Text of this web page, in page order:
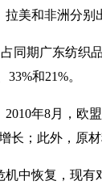
美和非洲分别
同期广东纺
和21%。
年8月，欧
；此外，原
中恢复，现